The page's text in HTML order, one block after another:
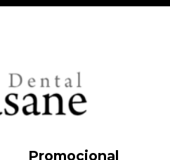
Promocional